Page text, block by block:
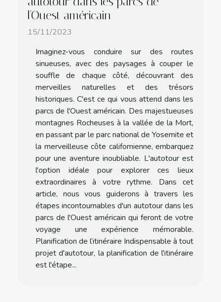
l'Ouest américain
15/11/2023
Imaginez-vous conduire sur des routes
sinueuses, avec des paysages à couper le
souffle de chaque côté, découvrant des
merveilles naturelles et des trésors
historiques. C'est ce qui vous attend dans les
parcs de l'Ouest américain. Des majestueuses
montagnes Rocheuses à la vallée de la Mort,
en passant par le parc national de Yosemite et
la merveilleuse côte californienne, embarquez
pour une aventure inoubliable. L'autotour est
l'option idéale pour explorer ces lieux
extraordinaires à votre rythme. Dans cet
article, nous vous guiderons à travers les
étapes incontournables d'un autotour dans les
parcs de l'Ouest américain qui feront de votre
voyage une expérience mémorable.
Planification de l’itinéraire Indispensable à tout
projet d'autotour, la planification de l'itinéraire
est l'étape...